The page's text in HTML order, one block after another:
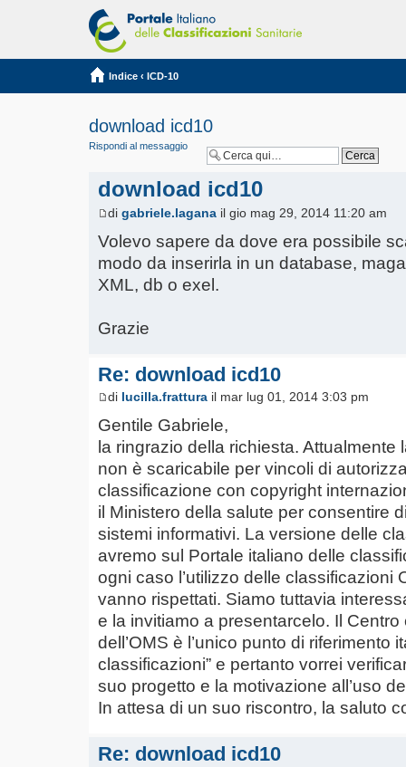
Indice ‹ ICD-10
download icd10
Rispondi al messaggio
download icd10
di gabriele.lagana il gio mag 29, 2014 11:20 am
Volevo sapere da dove era possibile
modo da inserirla in un database,
XML, db o exel.
Grazie
Re: download icd10
di lucilla.frattura il mar lug 01, 2014 3:03 pm
Gentile Gabriele,
la ringrazio della richiesta.
non è scaricabile per vincoli di
classificazione con copyright
il Ministero della salute per consentire
sistemi informativi. La versione delle
avremo sul Portale italiano delle
ogni caso l’utilizzo delle classificazioni
vanno rispettati. Siamo tuttavia
e la invitiamo a presentarcelo. Il
dell’OMS è l’unico punto di riferimento
classificazioni” e pertanto vorrei
suo progetto e la motivazione all’uso
In attesa di un suo riscontro, la saluto
Re: download icd10